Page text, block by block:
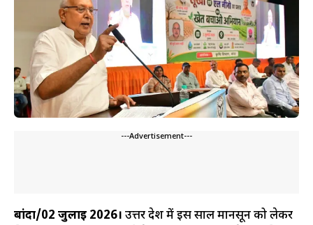
---Advertisement---
बांदा/02 जुलाई 2026। उत्तर प्रदेश में इस साल मानसून को लेकर